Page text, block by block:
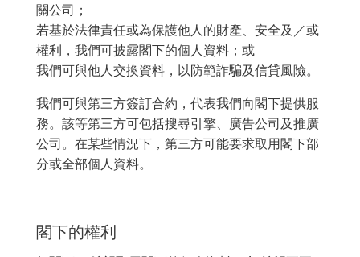
關公司；
若基於法律責任或為保護他人的財產、安全及／或
權利，我們可披露閣下的個人資料；或
我們可與他人交換資料，以防範詐騙及信貸風險。
我們可與第三方簽訂合約，代表我們向閣下提供服
務。該等第三方可包括搜尋引擎、廣告公司及推廣
公司。在某些情況下，第三方可能要求取用閣下部
分或全部個人資料。
閣下的權利